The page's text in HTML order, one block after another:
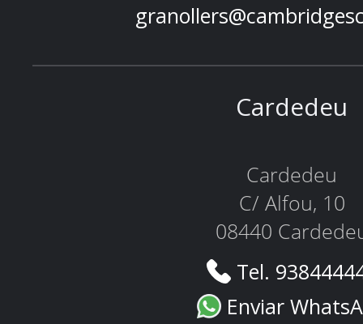
Cardedeu
Cardedeu
C/ Alfou, 10
08440
Tel.
Enviar